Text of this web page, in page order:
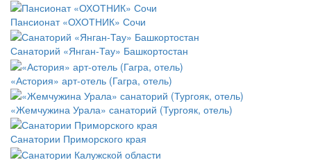
Пансионат «ОХОТНИК» Сочи
Санаторий «Янган-Тау» Башкортостан
«Астория» арт-отель (Гагра, отель)
«Жемчужина Урала» санаторий (Тургояк, отель)
Санатории Приморского края